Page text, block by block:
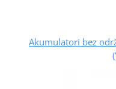
Akumulatori bez